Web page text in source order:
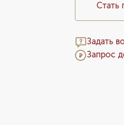
Стать
Задать
Запрос